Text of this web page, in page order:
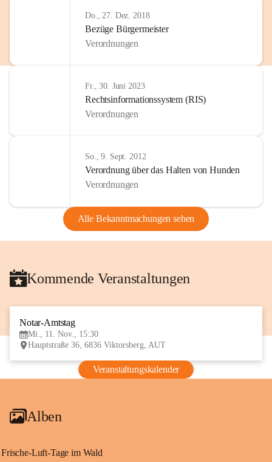
Do., 27. Dez. 2018
Bezüge Bürgermeister
Verordnungen
Fr., 30. Juni 2023
Rechtsinformationssystem (RIS)
Verordnungen
So., 9. Sept. 2012
Verordnung über das Halten von Hunden
Verordnungen
Alle Bekanntmachungen sehen
Kommende Veranstaltungen
Notar-Amtstag
Mi., 11. Nov., 15:30
Hauptstraße 36, 6836 Viktorsberg, AUT
Veranstaltungskalender
Alben
Frische-Luft-Tage im Wald